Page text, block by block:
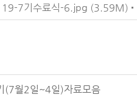
19-7기수료식-6.jpg (3.59M)
(7월2일~4일)자료모음